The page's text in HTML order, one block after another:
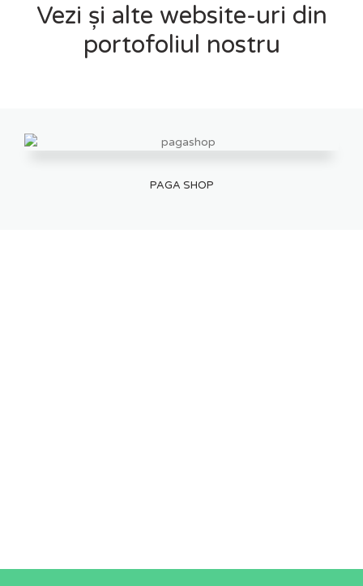
Vezi și alte website-uri din
portofoliul nostru
PAGA SHOP